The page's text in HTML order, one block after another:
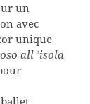
un
avec
unique
all ’isola